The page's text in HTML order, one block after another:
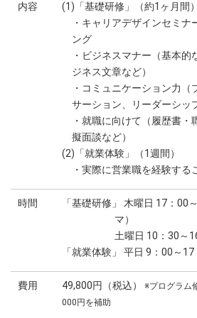
内容
(1)「基礎研修」（約1ヶ月間）
・キャリアデザインセミナ
ング
・ビジネスマナー（基本
ジネス文章など）
・コミュニケーション力
サーション、リーダーシッ
・就職に向けて（履歴書
擬面談など）
(2)「就業体験」（1週間）
・実際に営業職を経験す
時間
「基礎研修」 木曜日 17：00
マ）
土曜日 10：30～
「就業体験」 平日 9：00～17
費用 49,800円（税込） ※プログラム
000円を補助